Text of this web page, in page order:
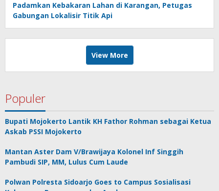
Padamkan Kebakaran Lahan di Karangan, Petugas
Gabungan Lokalisir Titik Api
View More
Populer
Bupati Mojokerto Lantik KH Fathor Rohman sebagai Ketua
Askab PSSI Mojokerto
Mantan Aster Dam V/Brawijaya Kolonel Inf Singgih
Pambudi SIP, MM, Lulus Cum Laude
Polwan Polresta Sidoarjo Goes to Campus Sosialisasi